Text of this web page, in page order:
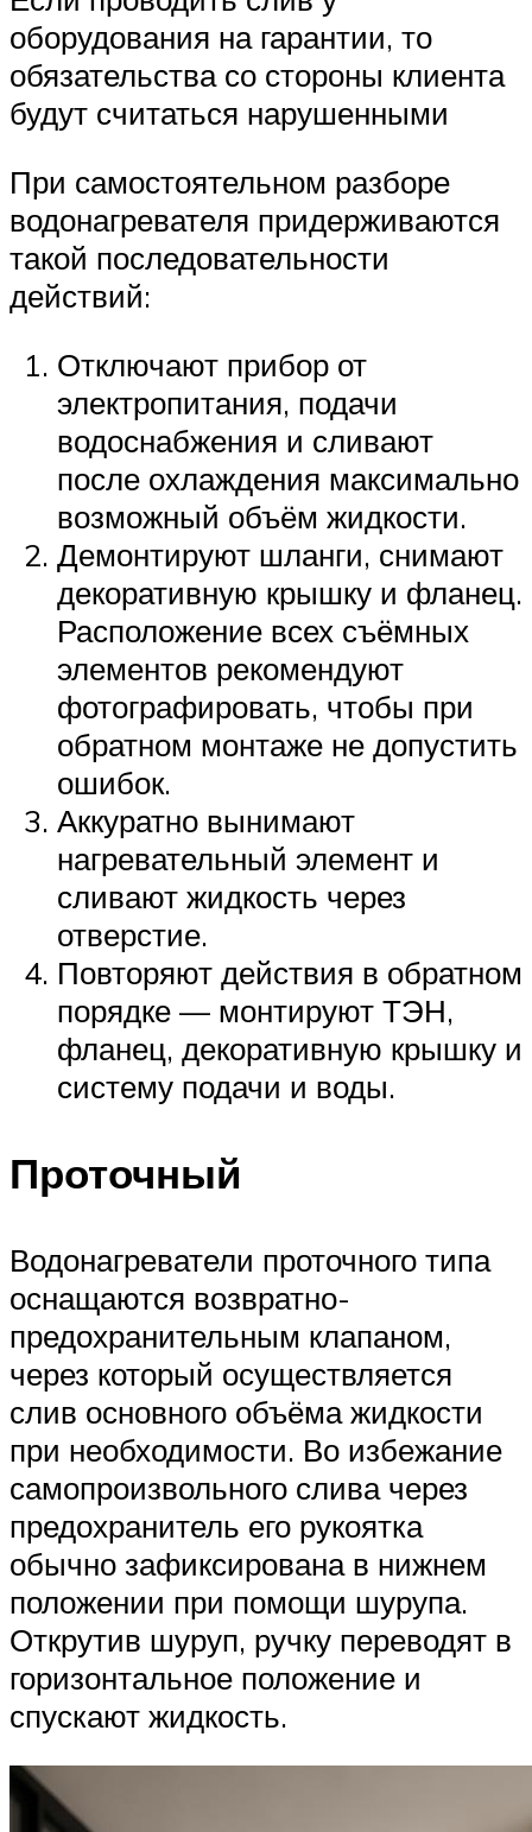
оборудования на гарантии, то
обязательства со стороны клиента
будут считаться нарушенными
При самостоятельном разборе
водонагревателя придерживаются
такой последовательности
действий:
Отключают прибор от
электропитания, подачи
водоснабжения и сливают
после охлаждения максимально
возможный объём жидкости.
Демонтируют шланги, снимают
декоративную крышку и фланец.
Расположение всех съёмных
элементов рекомендуют
фотографировать, чтобы при
обратном монтаже не допустить
ошибок.
Аккуратно вынимают
нагревательный элемент и
сливают жидкость через
отверстие.
Повторяют действия в обратном
порядке — монтируют ТЭН,
фланец, декоративную крышку и
систему подачи и воды.
Проточный
Водонагреватели проточного типа
оснащаются возвратно-
предохранительным клапаном,
через который осуществляется
слив основного объёма жидкости
при необходимости. Во избежание
самопроизвольного слива через
предохранитель его рукоятка
обычно зафиксирована в нижнем
положении при помощи шурупа.
Открутив шуруп, ручку переводят в
горизонтальное положение и
спускают жидкость.